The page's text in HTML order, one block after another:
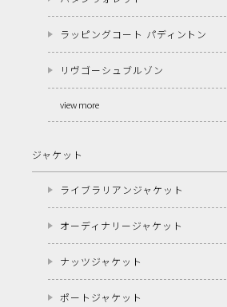
ラッピングコート パディントン
リヴゴーシュブルゾン
view more
ジャケット
ライブラリアンジャケット
オーディナリージャケット
ナッツジャケット
ポートジャケット